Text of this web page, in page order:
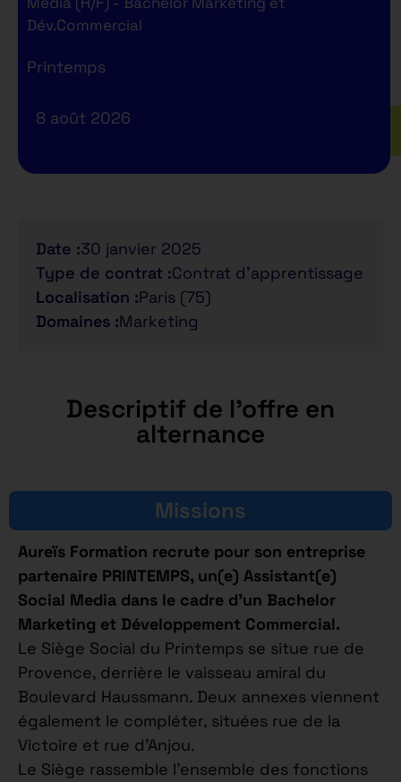
Dév.Commercial
Printemps
8 août 2026
Date :30 janvier 2025
Type de contrat :Contrat d'apprentissage
Localisation :Paris (75)
Domaines :Marketing
Descriptif de l'offre en
alternance
Missions
Aureïs Formation recrute pour son entreprise
partenaire PRINTEMPS, un(e) Assistant(e)
Social Media dans le cadre d’un Bachelor
Marketing et Développement Commercial.
Le Siège Social du Printemps se situe rue de
Provence, derrière le vaisseau amiral du
Boulevard Haussmann. Deux annexes viennent
également le compléter, situées rue de la
Victoire et rue d’Anjou.
Le Siège rassemble l’ensemble des fonctions